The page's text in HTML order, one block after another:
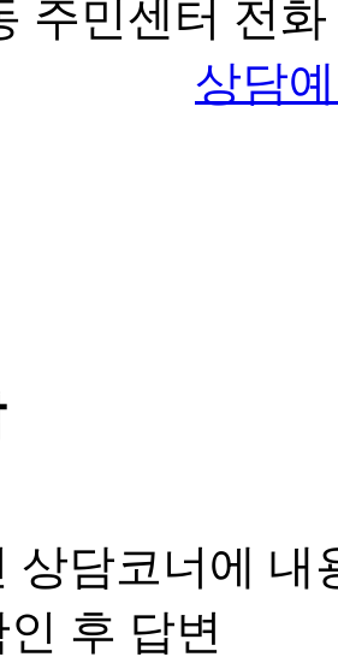
주민센터 전
상담
상담코너에 내
후 답변